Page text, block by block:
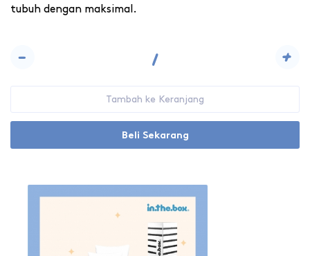
tubuh dengan maksimal.
- +
Tambah ke Keranjang
Beli Sekarang